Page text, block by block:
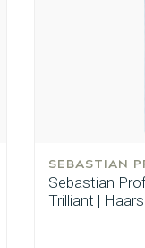
SEBASTIAN
Sebastian
Trilliant |